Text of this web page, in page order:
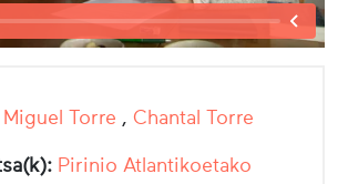
Miguel Torre , Chantal Torre
Pirinio Atlantikoetako